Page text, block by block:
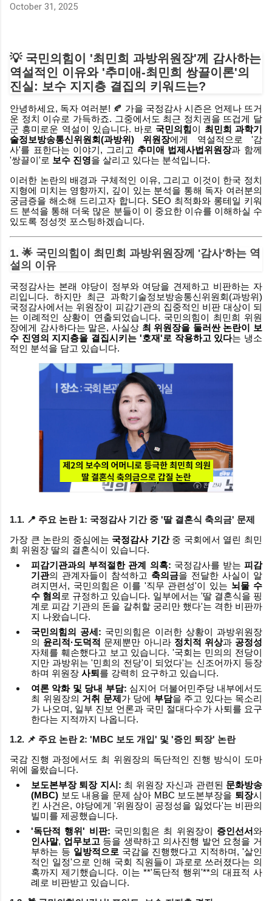
관 2명 폭행, 최대 2주 진단 상해 국민의힘 김재섭 의원은 2026
자 협박했다"고 주장했습니다. 이어 이를 말리던 옆 좌석 손님과
출동한 경찰관까지 폭행했다는 의혹을 추가로 제기했습니다.
피해자 증언 (국민의힘 주진우 의원 녹취 공개) "5·18 때문에 논
쟁이 붙었다는 것은 전혀 없었다. 이후 사과를 받거나 용서한 것
도 아니었다." 정원오 후보 측은 "판결문에도 '정파가 다른 관계
로 언성이 높아지면서 다툼이 된 것'이라고 기재돼 있다"며 5·18
민주화운동 인식 차이로 인한 정치적 논쟁이 발단이라고 해명
했습니다. 또 당시 현장에 있었던 김석영 전 양천구청...
October 31, 2025
💡 국민의힘이 '최민희 과방위원장'께 감사하는
역설적인 이유와 '추미애-최민희 쌍끌이론'의
진실: 보수 지지층 결집의 키워드는?
안녕하세요, 독자 여러분! 🍂 가을 국정감사 시즌은 언제나 뜨거
운 정치 이슈로 가득하죠. 그중에서도 최근 정치권을 뜨겁게 달
군 흥미로운 역설이 있습니다. 바로 국민의힘이 최민희 과학기
술정보방송통신위원회(과방위) 위원장에게 역설적으로 '감
사'를 표한다는 이야기, 그리고 추미애 법제사법위원장과 함께
'쌍끌이'로 보수 진영을 살리고 있다는 분석입니다.
이러한 논란의 배경과 구체적인 이유, 그리고 이것이 한국 정치
지형에 미치는 영향까지, 깊이 있는 분석을 통해 독자 여러분의
궁금증을 해소해 드리고자 합니다. SEO 최적화와 롱테일 키워
드 분석을 통해 더욱 많은 분들이 이 중요한 이슈를 이해하실 수
있도록 정성껏 포스팅하겠습니다.
1. 🌟 국민의힘이 최민희 과방위원장께 '감사'하는 역
설의 이유
국정감사는 본래 야당이 정부와 여당을 견제하고 비판하는 자
리입니다. 하지만 최근 과학기술정보방송통신위원회(과방위)
국정감사에서는 위원장이 피감기관의 집중적인 비판 대상이 되
는 이례적인 상황이 연출되었습니다. 국민의힘이 최민희 위원
장에게 감사하다는 말은, 사실상 최 위원장을 둘러싼 논란이 보
수 진영의 지지층을 결집시키는 '호재'로 작용하고 있다는 냉소
적인 분석을 담고 있습니다.
1.1. 📍 주요 논란 1: 국정감사 기간 중 '딸 결혼식 축의금' 문제
가장 큰 논란의 중심에는 국정감사 기간중 국회에서 열린 최민
희 위원장 딸의 결혼식이 있습니다.
피감기관과의 부적절한 관계 의혹: 국정감사를 받는 피감
기관의 관계자들이 참석하고 축의금을 전달한 사실이 알
려지면서, 국민의힘은 이를 '직무 관련성'이 있는 뇌물 수
수 혐의 로 규정하고 있습니다. 일부에서는 '딸 결혼식을 핑
계로 피감 기관의 돈을 갈취할 궁리만 했다'는 격한 비판까
지 나왔습니다.
국민의힘의 공세: 국민의힘은 이러한 상황이 과방위원장
의 윤리적·도덕적 문제뿐만 아니라 정치적 위상과 공정성
자체를 훼손했다고 보고 있습니다. '국회는 민의의 전당이
지만 과방위는 '민희의 전당'이 되었다'는 신조어까지 등장
하며 위원장 사퇴를 강력히 요구하고 있습니다.
여론 악화 및 당내 부담: 심지어 더불어민주당 내부에서도
최 위원장의 거취 문제가 당에 부담을 주고 있다는 목소리
가 나오며, 일부 진보 언론과 국민 절대다수가 사퇴를 요구
한다는 지적까지 나옵니다.
1.2. 📌 주요 논란 2: 'MBC 보도 개입' 및 '증인 퇴장' 논란
국감 진행 과정에서도 최 위원장의 독단적인 진행 방식이 도마
위에 올랐습니다.
보도본부장 퇴장 지시: 최 위원장 자신과 관련된 문화방송
(MBC) 보도 내용을 문제 삼아 MBC 보도본부장을 퇴장시
킨 사건은, 야당에게 '위원장이 공정성을 잃었다'는 비판의
빌미를 제공했습니다.
'독단적 행위' 비판: 국민의힘은 최 위원장이 증인선서와
인사말, 업무보고 등을 생략하고 의사진행 발언 요청을 거
부하는 등 일방적으로 국감을 진행했다고 지적하며, '살인
적인 일정'으로 인해 국회 직원들이 과로로 쓰러졌다는 의
혹까지 제기했습니다. 이는 **'독단적 행위'**의 대표적 사
례로 비판받고 있습니다.